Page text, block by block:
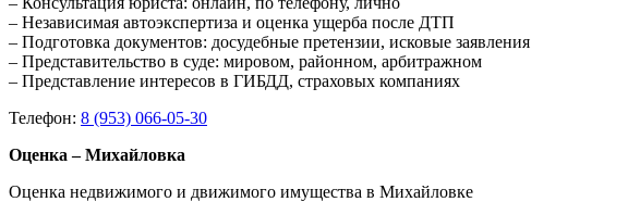
– Независимая автоэкспертиза и оценка ущерба после ДТП
– Подготовка документов: досудебные претензии, исковые заявления
– Представительство в суде: мировом, районном, арбитражном
– Представление интересов в ГИБДД, страховых компаниях
Телефон: 8 (953) 066-05-30
Оценка – Михайловка
Оценка недвижимого и движимого имущества в Михайловке